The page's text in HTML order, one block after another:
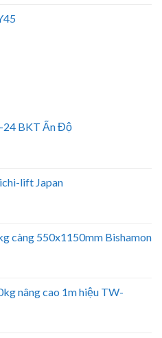
24 BKT Ấn Độ
lift Japan
càng 550x1150mm Bishamon
nâng cao 1m hiệu TW-